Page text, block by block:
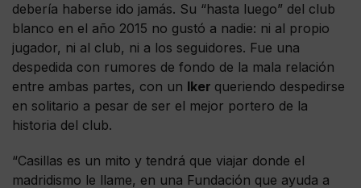
debería haberse ido jamás. Su “hasta luego” del club
blanco en el año 2015 no gustó a nadie: ni al propio
jugador, ni al club, ni a los seguidores. Fue una
despedida con rumores de fondo de la mala relación
entre ambas partes, con un Iker queriendo despedirse
en solitario a pesar de ser el mejor portero de la
historia del club.
“Casillas es un mito y tendrá que viajar donde el
madridismo le llame, en una Fundación que ayuda a